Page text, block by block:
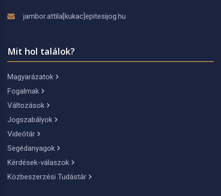
jambor.attila[kukac]epitesijog.hu
Mit hol találok?
Magyarázatok
Fogalmak
Változások
Jogszabályok
Videótár
Segédanyagok
Kérdések-válaszok
Közbeszerzési Tudástár